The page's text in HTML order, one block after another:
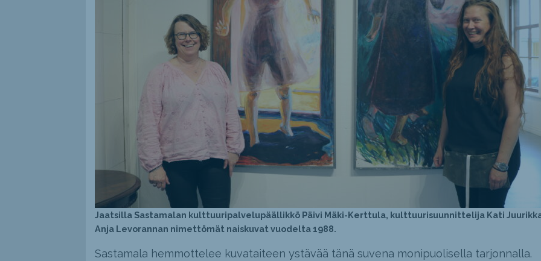
Jaatsilla Sastamalan kulttuuripalvelupäällikkö Päivi Mäki-Kerttula, kulttuurisuunnittelija Kati
Anja Levorannan nimettömät naiskuvat vuodelta 1988.
Sastamala hemmottelee kuvataiteen ystävää tänä suvena monipuolisella tarjonnalla.